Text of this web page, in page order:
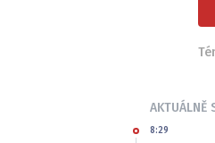
AKTUÁLNĚ
8:29